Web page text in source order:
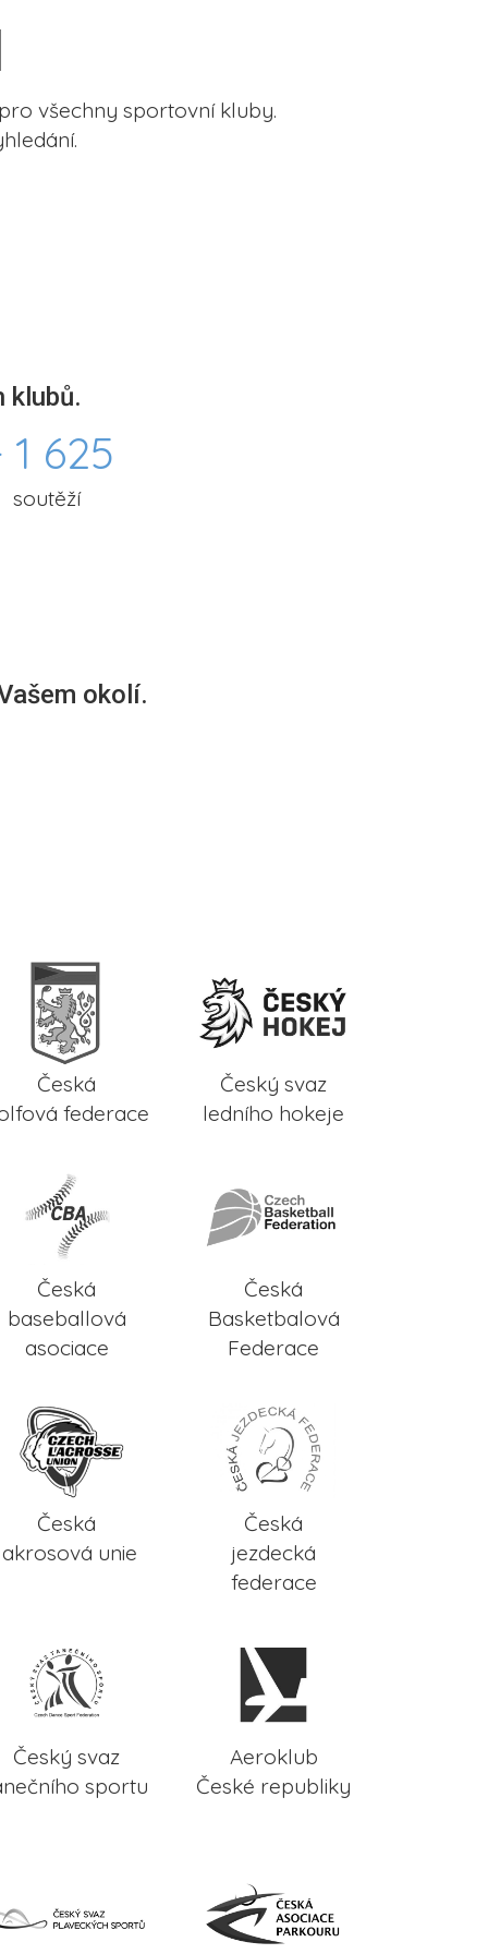
všechny sportovní kluby.
klubů.
1 625
soutěží
okolí.
Česká
federace
Český svaz
ledního hokeje
Česká
baseballová
asociace
Česká
Basketbalová
Federace
Česká
unie
Česká
jezdecká
federace
Český svaz
sportu
Aeroklub
České republiky